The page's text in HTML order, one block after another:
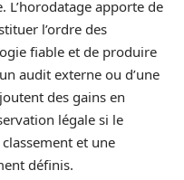
L’horodatage apporte de
l’ordre des
fiable et de produire
audit externe ou d’une
des gains en
légale si le
et une
définis.